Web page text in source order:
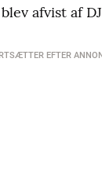
afvist af
EFTER